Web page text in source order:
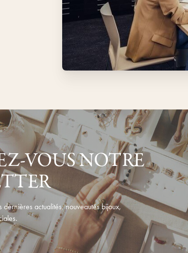
VOUS NOTRE
dernières actualités, nouveautés bijoux,